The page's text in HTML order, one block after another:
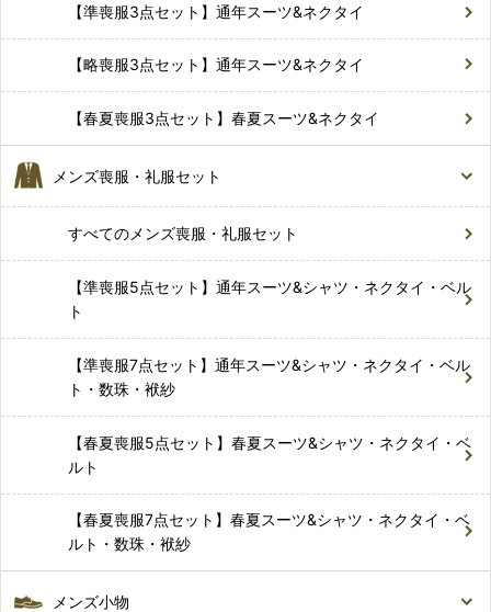
【準喪服3点セット】通年スーツ&ネクタイ
【略喪服3点セット】通年スーツ&ネクタイ
【春夏喪服3点セット】春夏スーツ&ネクタイ
メンズ喪服・礼服セット
すべてのメンズ喪服・礼服セット
【準喪服5点セット】通年スーツ&シャツ・ネクタイ・ベル
ト
【準喪服7点セット】通年スーツ&シャツ・ネクタイ・ベル
ト・数珠・袱紗
【春夏喪服5点セット】春夏スーツ&シャツ・ネクタイ・ベ
ルト
【春夏喪服7点セット】春夏スーツ&シャツ・ネクタイ・ベ
ルト・数珠・袱紗
メンズ小物